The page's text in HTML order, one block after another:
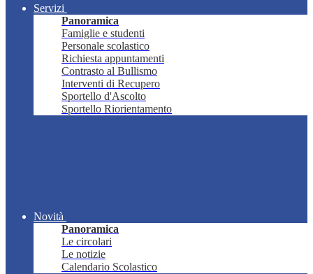
Servizi
Panoramica
Famiglie e studenti
Personale scolastico
Richiesta appuntamenti
Contrasto al Bullismo
Interventi di Recupero
Sportello d'Ascolto
Sportello Riorientamento
Novità
Panoramica
Le circolari
Le notizie
Calendario Scolastico